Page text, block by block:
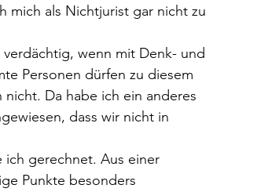
mich als Nichtjurist gar nicht zu
wenn mit Denk- und
Personen dürfen zu diesem
Da habe ich ein anderes
dass wir nicht in
gerechnet. Aus einer
Punkte besonders